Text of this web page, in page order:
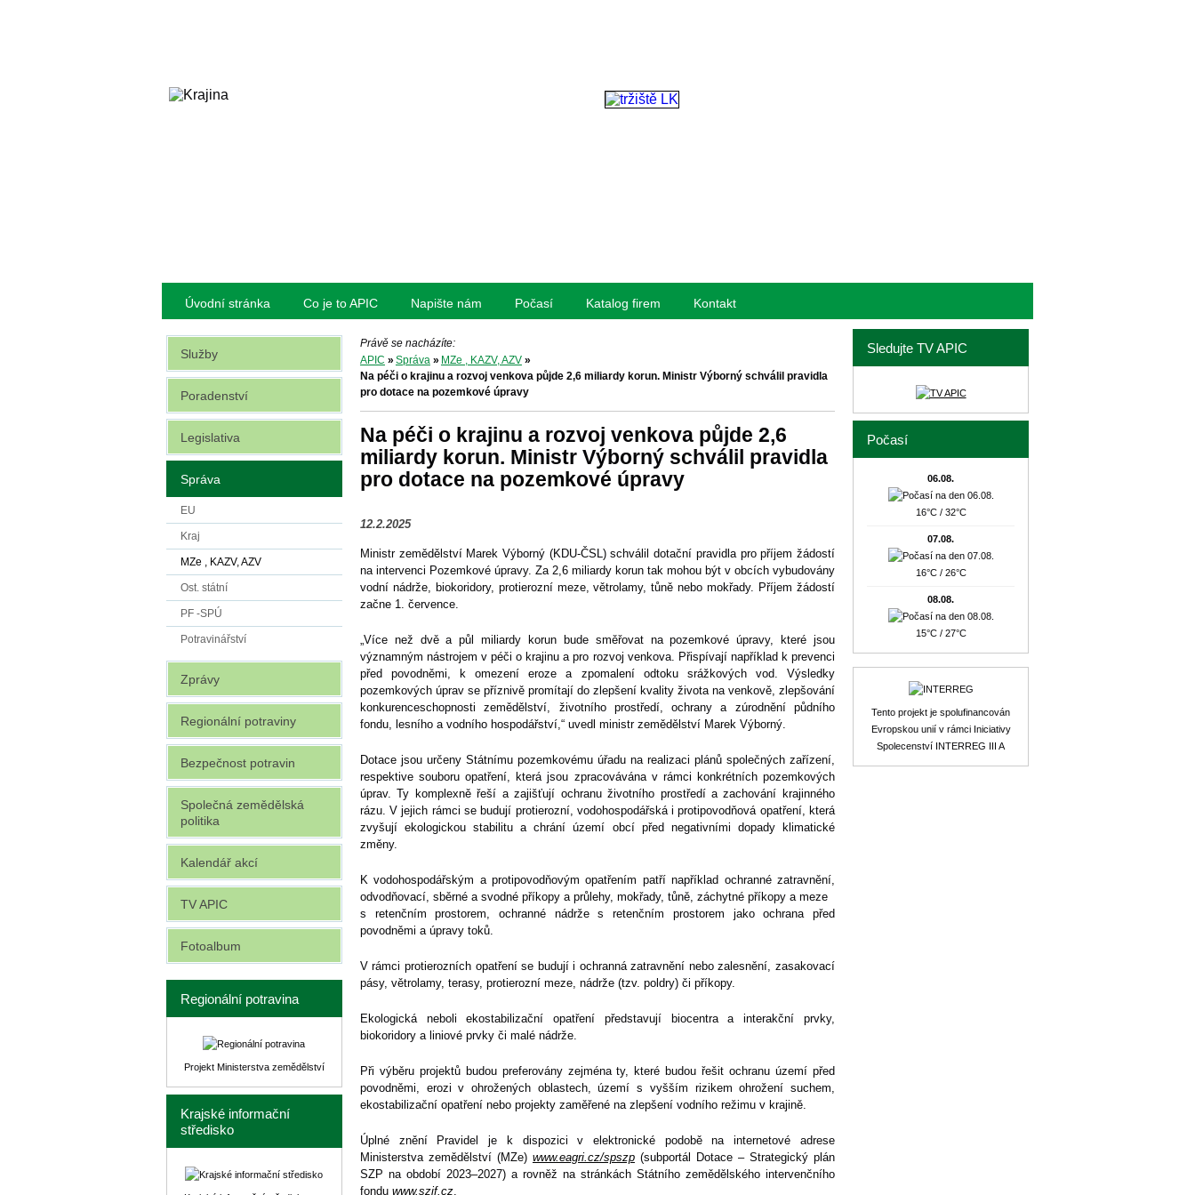
Úvodní stránka Co je to APIC Napište nám Počasí Katalog firem Kontakt
Právě se nacházíte:
APIC » Správa » MZe , KAZV, AZV»
Na péči o krajinu a rozvoj venkova půjde 2,6 miliardy korun. Ministr Výborný schválil pravidla
pro dotace na pozemkové úpravy
Na péči o krajinu a rozvoj venkova půjde 2,6
miliardy korun. Ministr Výborný schválil pravidla
pro dotace na pozemkové úpravy
12.2.2025
Ministr zemědělství Marek Výborný (KDU-ČSL) schválil dotační pravidla pro příjem žádostí
na intervenci Pozemkové úpravy. Za 2,6 miliardy korun tak mohou být v obcích vybudovány
vodní nádrže, biokoridory, protierozní meze, větrolamy, tůně nebo mokřady. Příjem žádostí
začne 1. července.
„Více než dvě a půl miliardy korun bude směřovat na pozemkové úpravy, které jsou
významným nástrojem v péči o krajinu a pro rozvoj venkova. Přispívají například k prevenci
před povodněmi, k omezení eroze a zpomalení odtoku srážkových vod. Výsledky
pozemkových úprav se příznivě promítají do zlepšení kvality života na venkově, zlepšování
konkurenceschopnosti zemědělství, životního prostředí, ochrany a zúrodnění půdního
fondu, lesního a vodního hospodářství,“ uvedl ministr zemědělství Marek Výborný.
Dotace jsou určeny Státnímu pozemkovému úřadu na realizaci plánů společných zařízení,
respektive souboru opatření, která jsou zpracovávána v rámci konkrétních pozemkových
úprav. Ty komplexně řeší a zajišťují ochranu životního prostředí a zachování krajinného
rázu. V jejich rámci se budují protierozní, vodohospodářská i protipovodňová opatření, která
zvyšují ekologickou stabilitu a chrání území obcí před negativními dopady klimatické
změny.
K vodohospodářským a protipovodňovým opatřením patří například ochranné zatravnění,
odvodňovací, sběrné a svodné příkopy a průlehy, mokřady, tůně, záchytné příkopy a meze
s retenčním prostorem, ochranné nádrže s retenčním prostorem jako ochrana před
povodněmi a úpravy toků.
V rámci protierozních opatření se budují i ochranná zatravnění nebo zalesnění, zasakovací
pásy, větrolamy, terasy, protierozní meze, nádrže (tzv. poldry) či příkopy.
Ekologická neboli ekostabilizační opatření představují biocentra a interakční prvky,
biokoridory a liniové prvky či malé nádrže.
Při výběru projektů budou preferovány zejména ty, které budou řešit ochranu území před
povodněmi, erozi v ohrožených oblastech, území s vyšším rizikem ohrožení suchem,
ekostabilizační opatření nebo projekty zaměřené na zlepšení vodního režimu v krajině.
Úplné znění Pravidel je k dispozici v elektronické podobě na internetové adrese
Ministerstva zemědělství (MZe) www.eagri.cz/spszp(subportál Dotace – Strategický plán
SZP na období 2023–2027) a rovněž na stránkách Státního zemědělského intervenčního
fondu www.szif.cz.
Služby
Poradenství
Legislativa
Správa
EU
Kraj
MZe , KAZV, AZV
Ost. státní
PF -SPÚ
Potravinářství
Zprávy
Regionální potraviny
Bezpečnost potravin
Společná zemědělská
politika
Kalendář akcí
TV APIC
Fotoalbum
Regionální potravina
Projekt Ministerstva zemědělství
Krajské informační
středisko
Sledujte TV APIC
Počasí
06.08.
16°C / 32°C
07.08.
16°C / 26°C
08.08.
15°C / 27°C
Tento projekt je spolufinancován
Evropskou unií v rámci Iniciativy
Spolecenství INTERREG III A